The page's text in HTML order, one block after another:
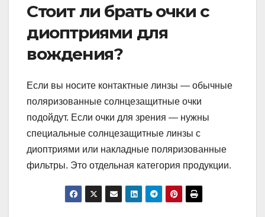
Стоит ли брать очки с
диоптриями для
вождения?
Если вы носите контактные линзы — обычные
поляризованные солнцезащитные очки
подойдут. Если очки для зрения — нужны
специальные солнцезащитные линзы с
диоптриями или накладные поляризованные
фильтры. Это отдельная категория продукции.